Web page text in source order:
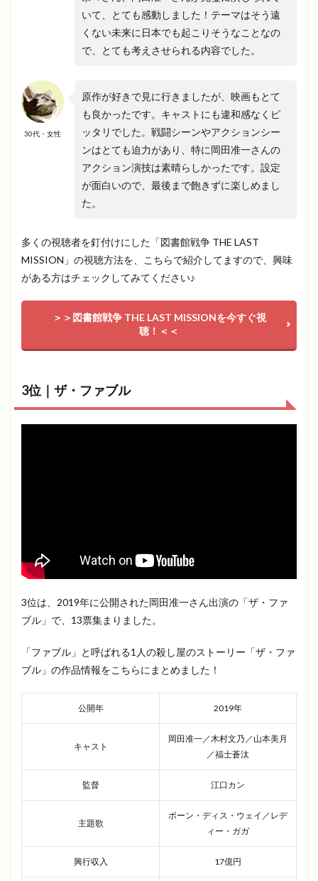
いて、とても感動しました！テーマはそう遠
くない未来に日本でも起こりそうなことなの
で、とても考えさせられる内容でした。
30代・女性
原作が好きで見に行きましたが、映画もとて
も良かったです。キャストにも違和感なくピ
ッタリでした。戦闘シーンやアクションシー
ンはとても迫力があり、特に岡田准一さんの
アクション演技は素晴らしかったです。設定
が面白いので、最後まで飽きずに楽しめまし
た。
多くの視聴者を釘付けにした「図書館戦争 THE LAST
MISSION」の視聴方法を、こちらで紹介してますので、興味
がある方はチェックしてみてください♪
＞＞図書館戦争 THE LAST MISSIONを今すぐ視
聴！＜＜
3位｜ザ・ファブル
3位は、2019年に公開された岡田准一さん出演の「ザ・ファ
ブル」で、13票集まりました。
「ファブル」と呼ばれる1人の殺し屋のストーリー「ザ・ファ
ブル」の作品情報をこちらにまとめました！
公開年 2019年
キャスト
岡田准一／木村文乃／山本美月
／福士蒼汰
監督 江口カン
主題歌
ボーン・ディス・ウェイ／レデ
ィー・ガガ
興行収入 17億円